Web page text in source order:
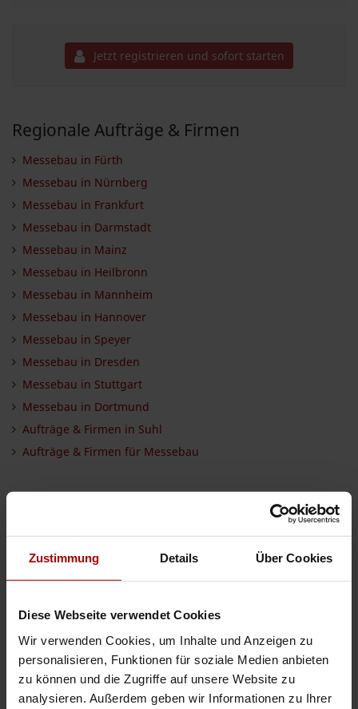
Zustimmung Details Über Cookies
Diese Webseite verwendet Cookies
Wir verwenden Cookies, um Inhalte und Anzeigen zu
personalisieren, Funktionen für soziale Medien anbieten
zu können und die Zugriffe auf unsere Website zu
analysieren. Außerdem geben wir Informationen zu Ihrer
Jetzt registrieren und sofort starten
Regionale Aufträge & Firmen
Messebau in Fürth
Messebau in Nürnberg
Messebau in Frankfurt
Messebau in Darmstadt
Messebau in Mainz
Messebau in Heilbronn
Messebau in Mannheim
Messebau in Hannover
Messebau in Speyer
Messebau in Dresden
Messebau in Stuttgart
Messebau in Dortmund
Aufträge & Firmen in Suhl
Aufträge & Firmen für Messebau
Jetzt kostenlos freie Kapazitäten melden
Jetzt kostenlos einen Auftrag vergeben
Aufträge aller Branchen einsehen
INSERIEREN